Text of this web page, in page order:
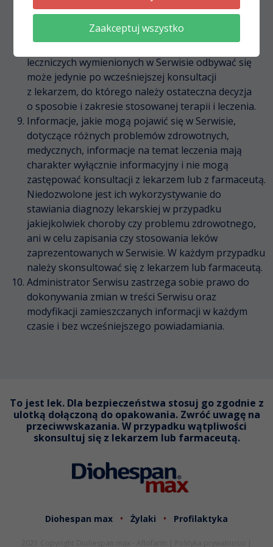
stanowi oferty, w rozumieniu przepisów Kodeksu
Cywilnego, sprzedaży jakiegokolwiek
z prezentowanych produktów.
leczniczych wymienionych w Serwisie odbywać się
może jedynie po wcześniejszej konsultacji
z lekarzem, do którego należy ostateczna decyzja
o sposobie i zakresie stosowanej terapii i leczenia.
Informacje, jakie mogą pojawić się w Serwisie,
dotyczące różnych problemów zdrowotnych,
medycznych, informacje na temat leczenia mają
charakter wyłącznie informacyjny i nie mogą
zastępować konsultacji z lekarzem lub z farmaceutą.
Niedozwolone jest ich wykorzystywanie do
stawiania diagnozy lekarskiej w przypadku
jakiejkolwiek choroby czy problemu zdrowotnego,
ani w celu zapisania czy stosowania leków
zaprezentowanych w Serwisie. W każdym przypadku
należy skonsultować się z lekarzem lub farmaceutą.
Administrator Serwisu zastrzega sobie prawo do
dokonywania zmian w treści Serwisu oraz
modyfikacji zamieszczanych informacji w każdym
czasie i bez wcześniejszego powiadamiania.
To jest lek. Dla bezpieczeństwa stosuj go zgodnie z
ulotką dołączoną do opakowania. Zwróć uwagę na
przeciwwskazania. W przypadku wątpliwości
skonsultuj się z lekarzem lub farmaceutą.
Diohespan max Żylaki Profilaktyka
Zaakceptuj wszystko